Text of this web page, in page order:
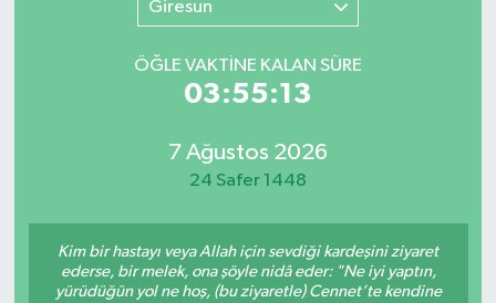
Giresun
ÖĞLE VAKTİNE KALAN SÜRE
03:55:13
7 Ağustos 2026
24 Safer 1448
Kim bir hastayı veya Allah için sevdiği kardeşini ziyaret
ederse, bir melek, ona şöyle nidâ eder: "Ne iyi yaptın,
yürüdüğün yol ne hoş, (bu ziyaretle) Cennet’te kendine
YARIŞMA/ETKİNLİKLER
MEVZUAT/KARARLAR